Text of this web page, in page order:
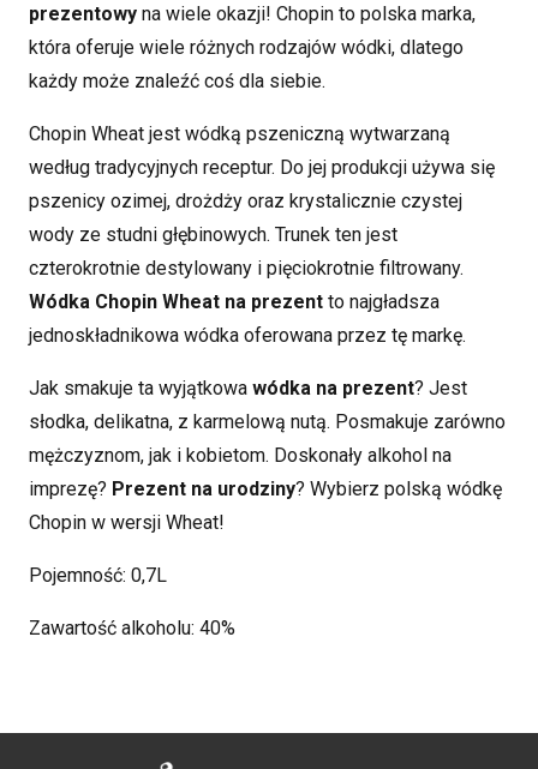
prezentowy na wiele okazji! Chopin to polska marka,
która oferuje wiele różnych rodzajów wódki, dlatego
każdy może znaleźć coś dla siebie.
Chopin Wheat jest wódką pszeniczną wytwarzaną
według tradycyjnych receptur. Do jej produkcji używa się
pszenicy ozimej, drożdży oraz krystalicznie czystej
wody ze studni głębinowych. Trunek ten jest
czterokrotnie destylowany i pięciokrotnie filtrowany.
Wódka Chopin Wheat na prezent to najgładsza
jednoskładnikowa wódka oferowana przez tę markę.
Jak smakuje ta wyjątkowa wódka na prezent? Jest
słodka, delikatna, z karmelową nutą. Posmakuje zarówno
mężczyznom, jak i kobietom. Doskonały alkohol na
imprezę? Prezent na urodziny? Wybierz polską wódkę
Chopin w wersji Wheat!
Pojemność: 0,7L
Zawartość alkoholu: 40%